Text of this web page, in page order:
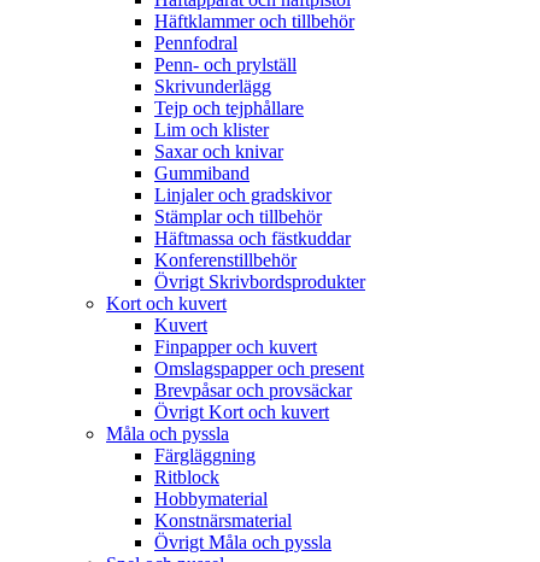
Häftklammer och tillbehör
Pennfodral
Penn- och prylställ
Skrivunderlägg
Tejp och tejphållare
Lim och klister
Saxar och knivar
Gummiband
Linjaler och gradskivor
Stämplar och tillbehör
Häftmassa och fästkuddar
Konferenstillbehör
Övrigt Skrivbordsprodukter
Kort och kuvert
Kuvert
Finpapper och kuvert
Omslagspapper och present
Brevpåsar och provsäckar
Övrigt Kort och kuvert
Måla och pyssla
Färgläggning
Ritblock
Hobbymaterial
Konstnärsmaterial
Övrigt Måla och pyssla